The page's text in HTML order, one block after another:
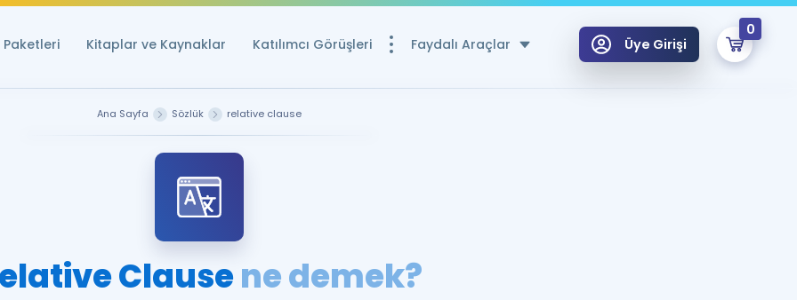
Paketleri Kitaplar ve Kaynaklar Katılımcı Görüşleri Faydalı Araçlar
Ücretsiz Kaynaklar
YDS ve YÖKDİL için Ücretsiz Kaynaklar
YDS ve YÖKDİL Puan Hesaplama Aracı
Üye Girişi
0
Remzi Hoca ile seni sınava hazırlayacak onlarca eğitim seni bekliyor!
Ana Sayfa Sözlük relative clause
Clausene demek?